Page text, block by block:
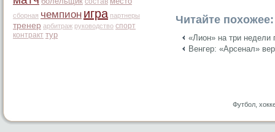
сборная чемпион игра партнеры
тренер арбитраж руководство спорт
контракт тур
Читайте похожее:
«Лион» на три недели
Венгер: «Арсенал»
Футбол,